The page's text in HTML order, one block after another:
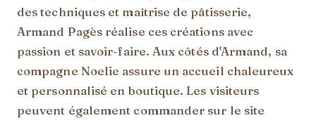
des techniques et maîtrise de pâtisserie,
Armand Pagès réalise ces créations avec
passion et savoir-faire. Aux côtés d'Armand, sa
compagne Noelie assure un accueil chaleureux
et personnalisé en boutique. Les visiteurs
peuvent également commander sur le site